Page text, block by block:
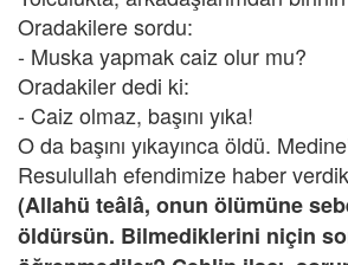
Oradakilere sordu:
- Muska yapmak caiz olur mu?
Oradakiler dedi ki:
- Caiz olmaz, başını yıka!
O da başını yıkayınca öldü.
Resulullah efendimize haber
(Allahü teâlâ, onun ölümüne
öldürsün. Bilmediklerini niçin